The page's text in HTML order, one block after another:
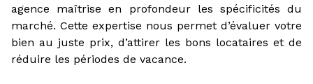
agence maîtrise en profondeur les spécificités du
marché. Cette expertise nous permet d’évaluer votre
bien au juste prix, d’attirer les bons locataires et de
réduire les périodes de vacance.